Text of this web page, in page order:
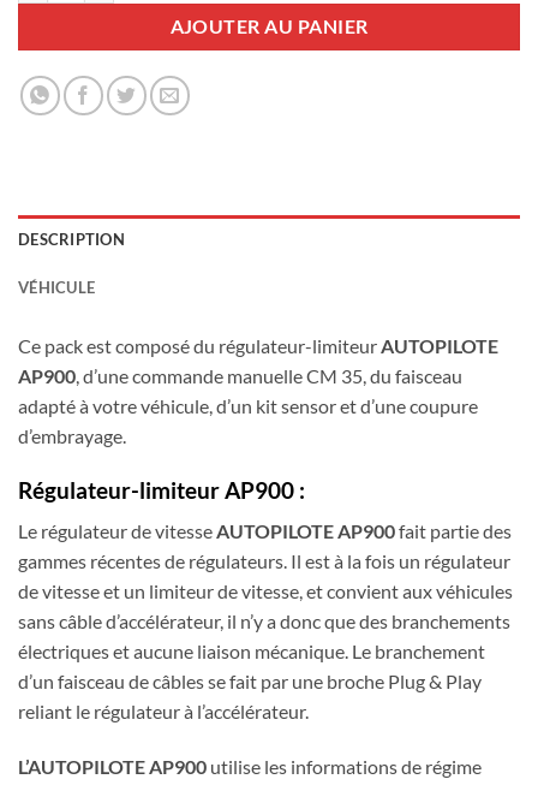
AJOUTER AU PANIER
DESCRIPTION
VÉHICULE
Ce pack est composé du régulateur-limiteur AUTOPILOTE
AP900 , d’une commande manuelle CM 35, du faisceau
adapté à votre véhicule, d’un kit sensor et d’une coupure
d’embrayage.
Régulateur-limiteur AP900 :
Le régulateur de vitesseAUTOPILOTE AP900fait partie des
gammes récentes de régulateurs. Il est à la fois un régulateur
de vitesse et un limiteur de vitesse, et convient aux véhicules
sans câble d’accélérateur, il n’y a donc que des branchements
électriques et aucune liaison mécanique. Le branchement
d’un faisceau de câbles se fait par une broche Plug & Play
reliant le régulateur à l’accélérateur.
L’AUTOPILOTE AP900 utilise les informations de régime